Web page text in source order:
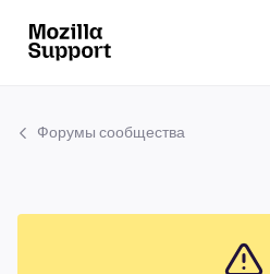
Форумы сообщества